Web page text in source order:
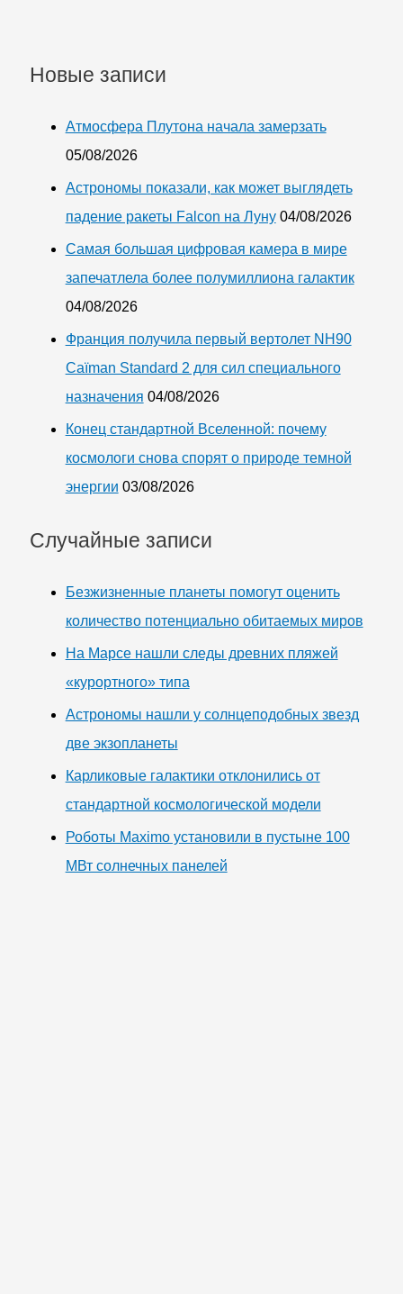
Новые записи
Атмосфера Плутона начала замерзать
05/08/2026
Астрономы показали, как может выглядеть
падение ракеты Falcon на Луну 04/08/2026
Самая большая цифровая камера в мире
запечатлела более полумиллиона галактик
04/08/2026
Франция получила первый вертолет NH90
Caïman Standard 2 для сил специального
назначения 04/08/2026
Конец стандартной Вселенной: почему
космологи снова спорят о природе темной
энергии 03/08/2026
Случайные записи
Безжизненные планеты помогут оценить
количество потенциально обитаемых миров
На Марсе нашли следы древних пляжей
«курортного» типа
Астрономы нашли у солнцеподобных звезд
две экзопланеты
Карликовые галактики отклонились от
стандартной космологической модели
Роботы Maximo установили в пустыне 100
МВт солнечных панелей